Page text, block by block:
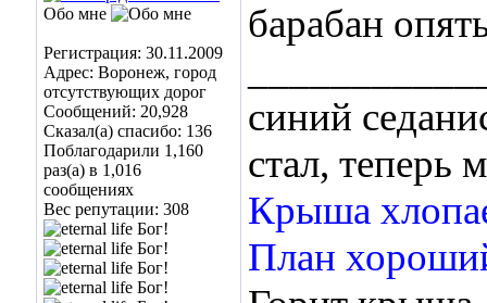
Обо мне
Регистрация: 30.11.2009
Адрес: Воронеж, город
отсутствующих дорог
Сообщений: 20,928
Сказал(а) спасибо: 136
Поблагодарили 1,160
раз(а) в 1,016
сообщениях
Вес репутации: 308
барабан
синий
стал, теперь
Крыша
План